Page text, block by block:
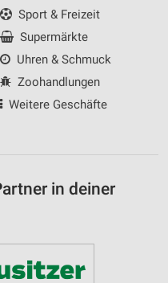
Sport & Freizeit
Supermärkte
Uhren & Schmuck
Zoohandlungen
Weitere Geschäfte
in deiner